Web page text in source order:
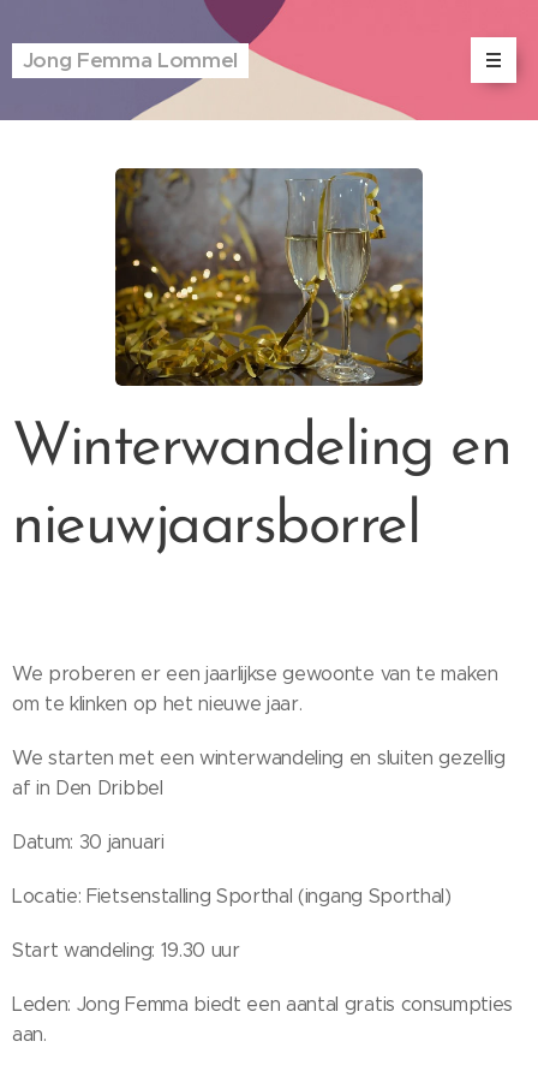
Jong Femma Lommel
Winterwandeling en
nieuwjaarsborrel
We proberen er een jaarlijkse gewoonte van te maken
om te klinken op het nieuwe jaar.
We starten met een winterwandeling en sluiten gezellig
af in Den Dribbel
Datum: 30 januari
Locatie: Fietsenstalling Sporthal (ingang Sporthal)
Start wandeling: 19.30 uur
Leden: Jong Femma biedt een aantal gratis consumpties
aan.